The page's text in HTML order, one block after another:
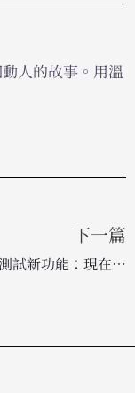
人的故事。用溫
下一篇
Threads 測試新功能：現在可以對貼文中的「特定字詞」按表情符號了！